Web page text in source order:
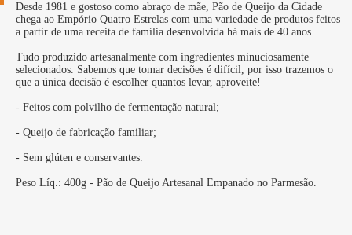
Desde 1981 e gostoso como abraço de mãe, Pão de Queijo da Cidade
chega ao Empório Quatro Estrelas com uma variedade de produtos feitos
a partir de uma receita de família desenvolvida há mais de 40 anos.
Tudo produzido artesanalmente com ingredientes minuciosamente
selecionados. Sabemos que tomar decisões é difícil, por isso trazemos o
que a única decisão é escolher quantos levar, aproveite!
- Feitos com polvilho de fermentação natural;
- Queijo de fabricação familiar;
- Sem glúten e conservantes.
Peso Líq.: 400g - Pão de Queijo Artesanal Empanado no Parmesão.